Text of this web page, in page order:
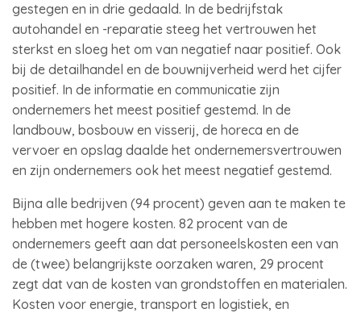
gestegen en in drie gedaald. In de bedrijfstak
autohandel en -reparatie steeg het vertrouwen het
sterkst en sloeg het om van negatief naar positief. Ook
bij de detailhandel en de bouwnijverheid werd het cijfer
positief. In de informatie en communicatie zijn
ondernemers het meest positief gestemd. In de
landbouw, bosbouw en visserij, de horeca en de
vervoer en opslag daalde het ondernemersvertrouwen
en zijn ondernemers ook het meest negatief gestemd.
Bijna alle bedrijven (94 procent) geven aan te maken te
hebben met hogere kosten. 82 procent van de
ondernemers geeft aan dat personeelskosten een van
de (twee) belangrijkste oorzaken waren, 29 procent
zegt dat van de kosten van grondstoffen en materialen.
Kosten voor energie, transport en logistiek, en